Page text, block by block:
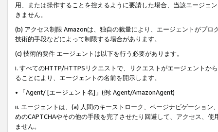
用、または操作することを控えるように要請した場合、当該エージェ
きません。
(b) アクセス制限 Amazonは、独自の裁量により、エージェントがプ
技術的手段などによって制限する場合があります。
(c) 技術的要件 エージェントは以下を行う必要があります。
i. すべてのHTTP/HTTPSリクエストで、リクエストがエージェントか
ることにより、エージェントの名前を開示します。
• 「Agent/ [エージェント名]」(例: Agent/AmazonAgent)
ii. エージェントは、(a) 人間のキーストローク、ページナビゲーショ
めのCAPTCHAやその他の手段を完了させたり回避して、アクセス、
ません。